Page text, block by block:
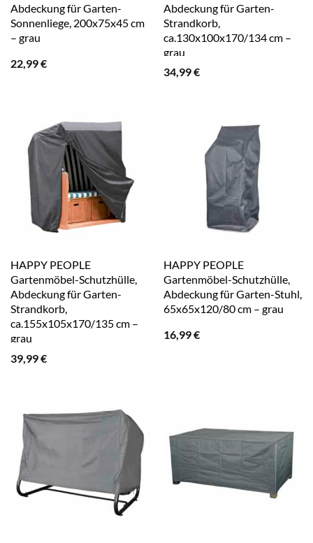
Abdeckung für Garten-
Sonnenliege, 200x75x45 cm
– grau
22,99€
Abdeckung für Garten-
Strandkorb,
ca.130x100x170/134 cm –
grau
34,99€
HAPPY PEOPLE
Gartenmöbel-Schutzhülle,
Abdeckung für Garten-
Strandkorb,
ca.155x105x170/135 cm –
grau
39,99€
HAPPY PEOPLE
Gartenmöbel-Schutzhülle,
Abdeckung für Garten-Stuhl,
65x65x120/80 cm – grau
16,99€